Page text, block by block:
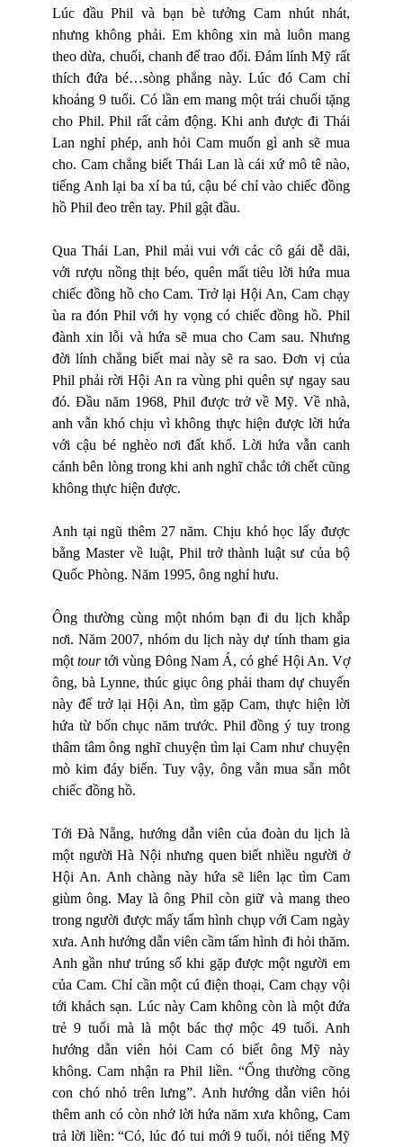
Lúc đầu Phil và bạn bè tưởng Cam nhút nhát,
nhưng không phải. Em không xin mà luôn mang
theo dừa, chuối, chanh để trao đổi. Đám lính Mỹ rất
thích đứa bé…sòng phẳng này. Lúc đó Cam chỉ
khoảng 9 tuổi. Có lần em mang một trái chuối tặng
cho Phil. Phil rất cảm động. Khi anh được đi Thái
Lan nghỉ phép, anh hỏi Cam muốn gì anh sẽ mua
cho. Cam chẳng biết Thái Lan là cái xứ mô tê nào,
tiếng Anh lại ba xí ba tú, cậu bé chỉ vào chiếc đồng
hồ Phil đeo trên tay. Phil gật đầu.
Qua Thái Lan, Phil mải vui với các cô gái dễ dãi,
với rượu nồng thịt béo, quên mất tiêu lời hứa mua
chiếc đồng hồ cho Cam. Trở lại Hội An, Cam chạy
ùa ra đón Phil với hy vọng có chiếc đồng hồ. Phil
đành xin lỗi và hứa sẽ mua cho Cam sau. Nhưng
đời lính chẳng biết mai này sẽ ra sao. Đơn vị của
Phil phải rời Hội An ra vùng phi quên sự ngay sau
đó. Đầu năm 1968, Phil được trở về Mỹ. Về nhà,
anh vẫn khó chịu vì không thực hiện được lời hứa
với cậu bé nghèo nơi đất khổ. Lời hứa vẫn canh
cánh bên lòng trong khi anh nghĩ chắc tới chết cũng
không thực hiện được.
Anh tại ngũ thêm 27 năm. Chịu khó học lấy được
bằng Master về luật, Phil trở thành luật sư của bộ
Quốc Phòng. Năm 1995, ông nghỉ hưu.
Ông thường cùng một nhóm bạn đi du lịch khắp
nơi. Năm 2007, nhóm du lịch này dự tính tham gia
mộttourtới vùng Đông Nam Á, có ghé Hội An. Vợ
ông, bà Lynne, thúc giục ông phải tham dự chuyến
này để trở lại Hội An, tìm gặp Cam, thực hiện lời
hứa từ bốn chục năm trước. Phil đồng ý tuy trong
thâm tâm ông nghĩ chuyện tìm lại Cam như chuyện
mò kim đáy biển. Tuy vậy, ông vẫn mua sẵn môt
chiếc đồng hồ.
Tới Đà Nẵng, hướng dẫn viên của đoàn du lịch là
một người Hà Nội nhưng quen biết nhiều người ở
Hội An. Anh chàng này hứa sẽ liên lạc tìm Cam
giùm ông. May là ông Phil còn giữ và mang theo
trong người được mấy tấm hình chụp với Cam ngày
xưa. Anh hướng dẫn viên cầm tấm hình đi hỏi thăm.
Anh gần như trúng số khi gặp được một người em
của Cam. Chỉ cần một cú điện thoại, Cam chạy vội
tới khách sạn. Lúc này Cam không còn là một đứa
trẻ 9 tuổi mà là một bác thợ mộc 49 tuổi. Anh
hướng dẫn viên hỏi Cam có biết ông Mỹ này
không. Cam nhận ra Phil liền. “Ổng thường cõng
con chó nhỏ trên lưng”. Anh hướng dẫn viên hỏi
thêm anh có còn nhớ lời hứa năm xưa không, Cam
trả lời liền: “Có, lúc đó tui mới 9 tuổi, nói tiếng Mỹ